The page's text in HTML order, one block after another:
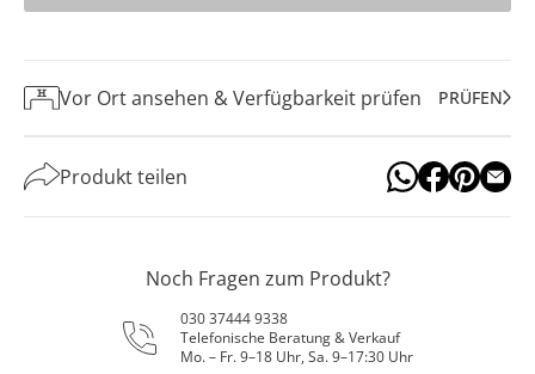
Vor Ort ansehen & Verfügbarkeit prüfen PRÜFEN
Produkt teilen
Noch Fragen zum Produkt?
030 37444 9338
Telefonische Beratung & Verkauf
Mo. – Fr. 9–18 Uhr, Sa. 9–17:30 Uhr